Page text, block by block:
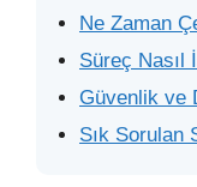
Ne Zaman
Süreç Nasıl
Güvenlik ve
Sık Sorulan